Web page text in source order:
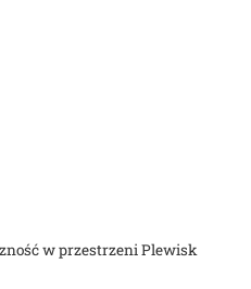
w przestrzeni Plewisk